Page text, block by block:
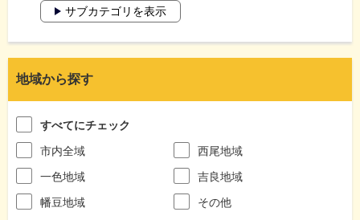
サブカテゴリを表示
地域から探す
すべてにチェック
市内全域
西尾地域
一色地域
吉良地域
幡豆地域
その他